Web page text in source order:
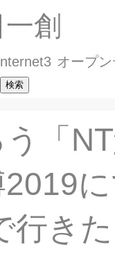
創
オープ
「
行き